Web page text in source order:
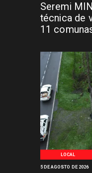
Seremi
técnica de
11
LOCAL
5 DE AGOSTO DE 2026